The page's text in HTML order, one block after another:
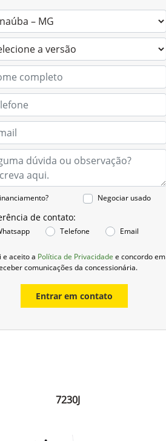
Negociar usado
de contato:
Telefone Email
e aceito a Política de Privacidade e concordo em
comunicações da concessionária.
Entrar em contato
7230J